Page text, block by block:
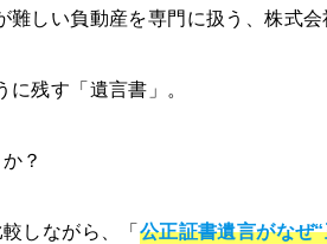
しい負動産を専門に扱う、株式会
残す「遺言書」。
？
しながら、「 公正証書遺言がなぜ